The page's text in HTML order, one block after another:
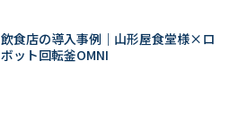
飲食店の導入事例｜山形屋食堂様×ロ
ボット回転釜OMNI